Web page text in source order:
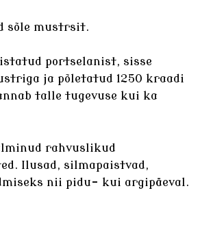
sõle mustrsit.
portselanist, sisse
ja põletatud 1250 kraadi
talle tugevuse kui ka
rahvuslikud
. Ilusad, silmapaistvad,
nii pidu- kui argipäeval.